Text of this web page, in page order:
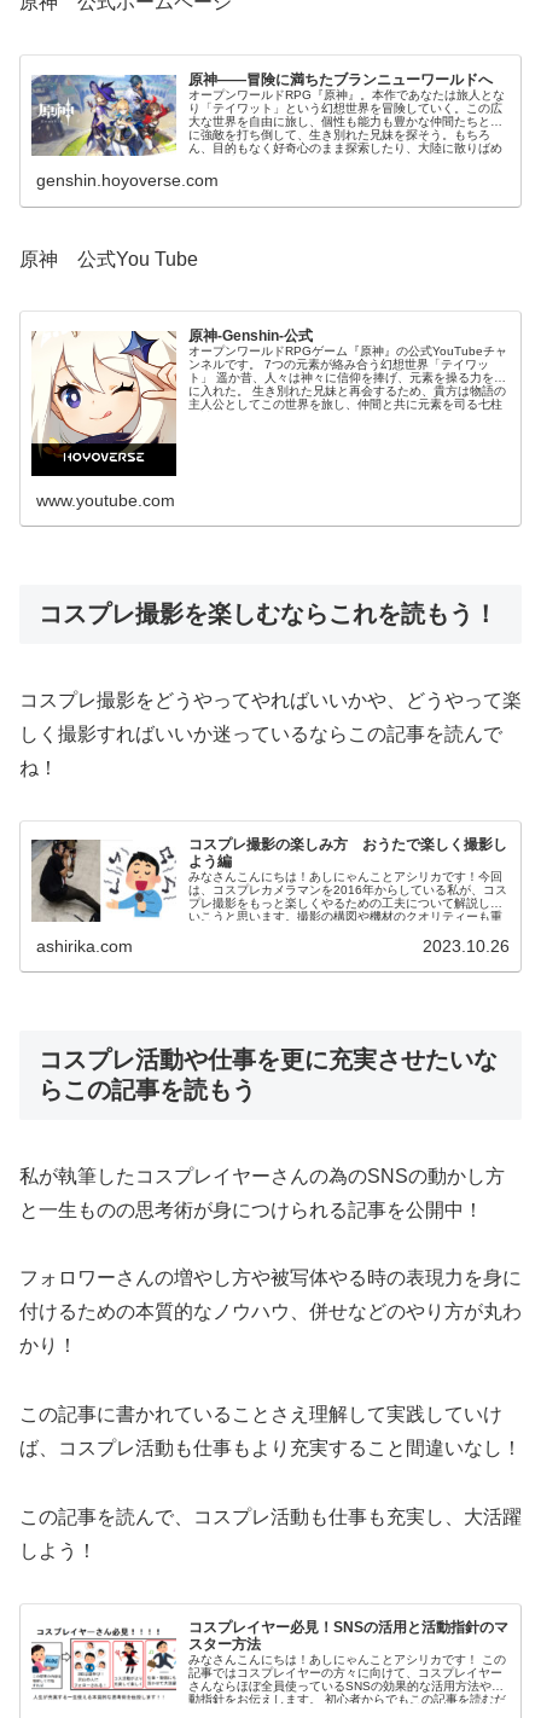
原神——冒険に満ちたブランニューワールドへ
オープンワールドRPG『原神』。本作であなたは旅人とな
り「テイワット」という幻想世界を冒険していく。この広
大な世界を自由に旅し、個性も能力も豊かな仲間たちと共
に強敵を打ち倒して、生き別れた兄妹を探そう。もちろ
ん、目的もなく好奇心のまま探索したり、大陸に散りばめ
genshin.hoyoverse.com
原神 公式You Tube
原神-Genshin-公式
オープンワールドRPGゲーム『原神』の公式YouTubeチャ
ンネルです。 7つの元素が絡み合う幻想世界「テイワッ
ト」 遥か昔、人々は神々に信仰を捧げ、元素を操る力を手
に入れた。 生き別れた兄妹と再会するため、貴方は物語の
主人公としてこの世界を旅し、仲間と共に元素を司る七柱
www.youtube.com
コスプレ撮影を楽しむならこれを読もう！
コスプレ撮影をどうやってやればいいかや、どうやって楽
しく撮影すればいいか迷っているならこの記事を読んで
ね！
コスプレ撮影の楽しみ方 おうたで楽しく撮影し
よう編
みなさんこんにちは！あしにゃんことアシリカです！今回
は、コスプレカメラマンを2016年からしている私が、コス
プレ撮影をもっと楽しくやるための工夫について解説して
いこうと思います。撮影の構図や機材のクオリティーも重
ashirika.com 2023.10.26
コスプレ活動や仕事を更に充実させたいな
らこの記事を読もう
私が執筆したコスプレイヤーさんの為のSNSの動かし方
と一生ものの思考術が身につけられる記事を公開中！
フォロワーさんの増やし方や被写体やる時の表現力を身に
付けるための本質的なノウハウ、併せなどのやり方が丸わ
かり！
この記事に書かれていることさえ理解して実践していけ
ば、
コスプレ活動も仕事もより充実すること間違いなし！
この記事を読んで、コスプレ活動も仕事も充実し、 大活躍
しよう！
コスプレイヤー必見！SNSの活用と活動指針のマ
スター方法
みなさんこんにちは！あしにゃんことアシリカです！ この
記事ではコスプレイヤーの方々に向けて、コスプレイヤー
さんならほぼ全員使っているSNSの効果的な活用方法や活
動指針をお伝えします。 初心者からでもこの記事を読むだ